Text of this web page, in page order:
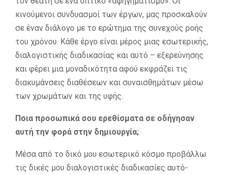
κινούμενοι συνδυασμοί των έργων, μας προσκαλούν
σε έναν διάλογο με το ερώτημα της συνεχούς ροής
του χρόνου. Κάθε έργο είναι μέρος μιας εσωτερικής,
διαλογιστικής διαδικασίας και αυτό – εξερεύνησης
και φέρει μια μοναδικότητα αφού εκφράζει τις
διακυμάνσεις διαθέσεων και συναισθημάτων μέσω
των χρωμάτων και της υφής.
Ποια προσωπικά σου ερεθίσματα σε οδήγησαν
αυτή την φορά στην δημιουργία;
Μέσα από το δικό μου εσωτερικό κόσμο προβάλλω
τις δικές μου διαλογιστικές διαδικασίες αυτό-